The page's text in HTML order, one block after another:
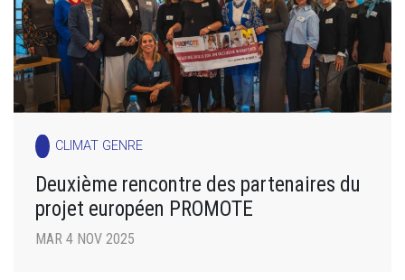
CLIMAT GENRE
Deuxième rencontre des partenaires du
projet européen PROMOTE
MAR 4 NOV 2025